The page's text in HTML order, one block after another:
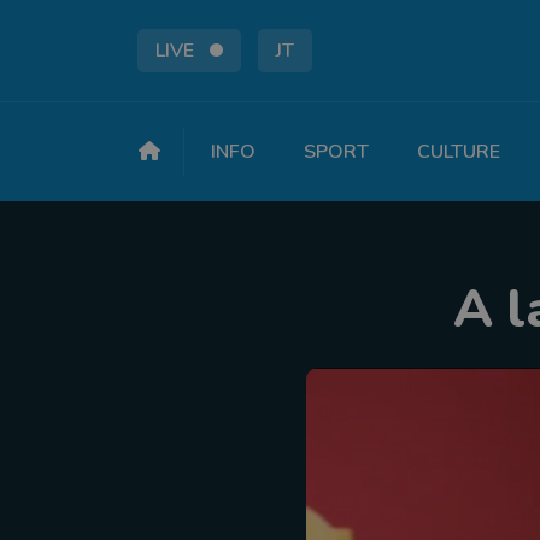
LIVE JT
INFO SPORT CULTURE
A